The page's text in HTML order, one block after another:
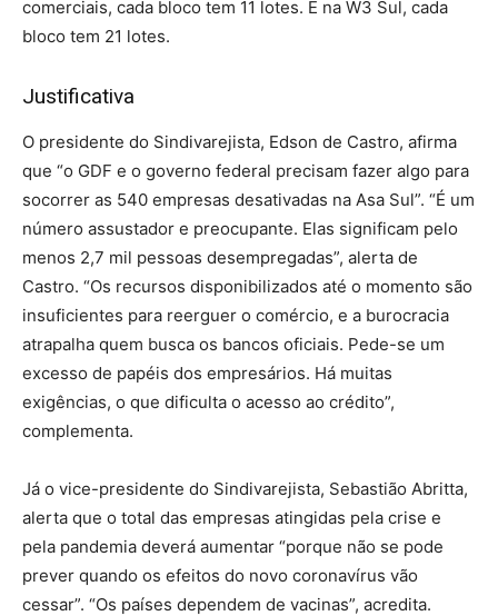
comerciais, cada bloco tem 11 lotes. E na W3 Sul, cada
bloco tem 21 lotes.
Justificativa
O presidente do Sindivarejista, Edson de Castro, afirma
que “o GDF e o governo federal precisam fazer algo para
socorrer as 540 empresas desativadas na Asa Sul”. “É um
número assustador e preocupante. Elas significam pelo
menos 2,7 mil pessoas desempregadas”, alerta de
Castro. “Os recursos disponibilizados até o momento são
insuficientes para reerguer o comércio, e a burocracia
atrapalha quem busca os bancos oficiais. Pede-se um
excesso de papéis dos empresários. Há muitas
exigências, o que dificulta o acesso ao crédito”,
complementa.
Já o vice-presidente do Sindivarejista, Sebastião Abritta,
alerta que o total das empresas atingidas pela crise e
pela pandemia deverá aumentar “porque não se pode
prever quando os efeitos do novo coronavírus vão
cessar”. “Os países dependem de vacinas”, acredita.